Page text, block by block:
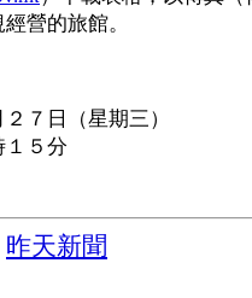
營的旅館。
７日（星期三）
１５分
昨天新聞